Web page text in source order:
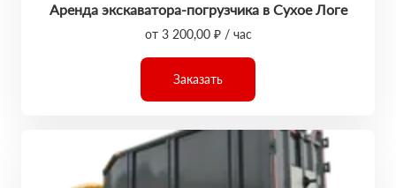
Аренда экскаватора-погрузчика в Сухое Логе
от 3 200,00 ₽ / час
Заказать